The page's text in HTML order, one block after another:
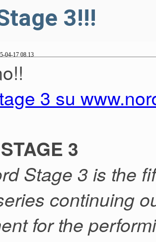
3!!!
04-17 08.13
3 su
3
Stage 3 is the
continuing
for the